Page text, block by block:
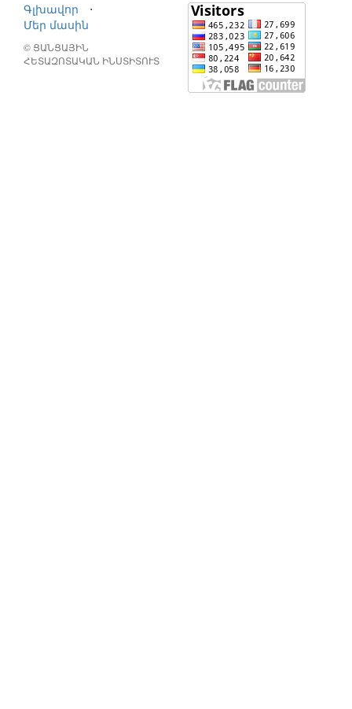
Գլխավոր
⋅
Մեր մասին
© ՑԱՆՑԱՅԻՆ
ՀԵՏԱԶՈՏԱԿԱՆ ԻՆՍՏԻՏՈՒՏ